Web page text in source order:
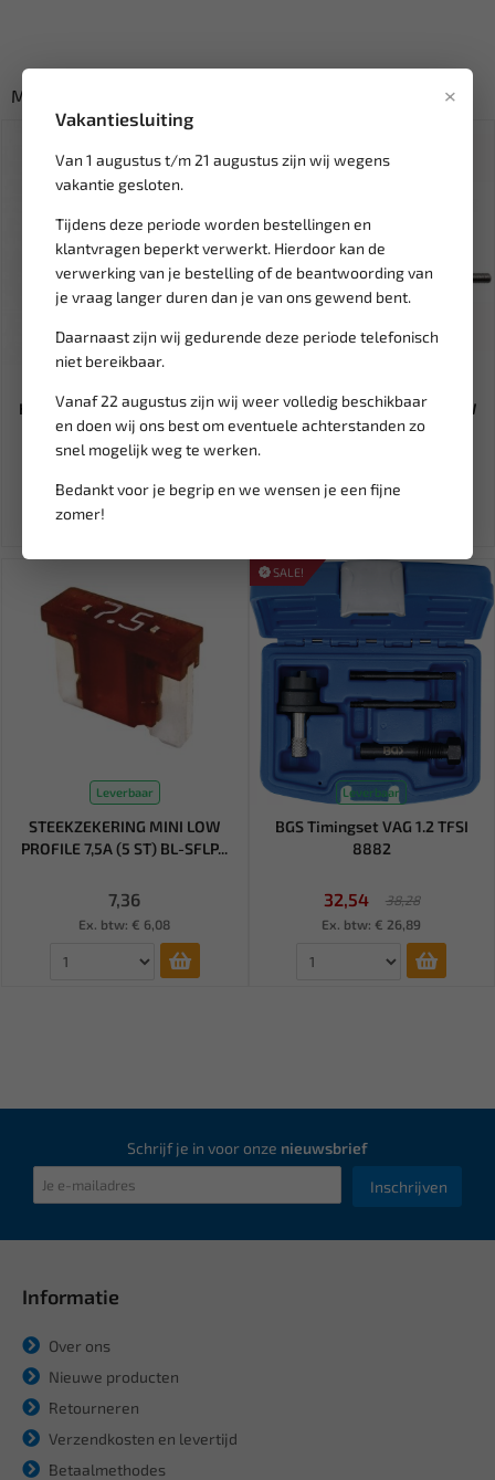
×
Vakantiesluiting
Van 1 augustus t/m 21 augustus zijn wij wegens
vakantie gesloten.
Tijdens deze periode worden bestellingen en
klantvragen beperkt verwerkt. Hierdoor kan de
verwerking van je bestelling of de beantwoording van
je vraag langer duren dan je van ons gewend bent.
Daarnaast zijn wij gedurende deze periode telefonisch
niet bereikbaar.
Vanaf 22 augustus zijn wij weer volledig beschikbaar
en doen wij ons best om eventuele achterstanden zo
snel mogelijk weg te werken.
Bedankt voor je begrip en we wensen je een fijne
zomer!
Misschien ook interessant:
Koperen ringen 14 mm (20st...
4,78
Ex. btw: € 3,95
voorspanning Tool voor BMW
N...
Ex. btw: € 111,89
Leverbaar
STEEKZEKERING MINI LOW
PROFILE 7,5A (5 ST) BL-SFLP...
7,36
Ex. btw: € 6,08
SALE!
Leverbaar
BGS Timingset VAG 1.2 TFSI
8882
32,54
38,28
Ex. btw: € 26,89
Schrijf je in voor onze nieuwsbrief
Inschrijven
Informatie
Over ons
Nieuwe producten
Retourneren
Verzendkosten en levertijd
Betaalmethodes